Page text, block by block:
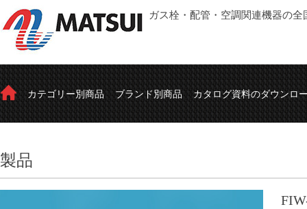
ガス栓・配管・空調関連機器の全
カテゴリー別商品 ブランド別商品 カタログ資料のダウンロ
製品